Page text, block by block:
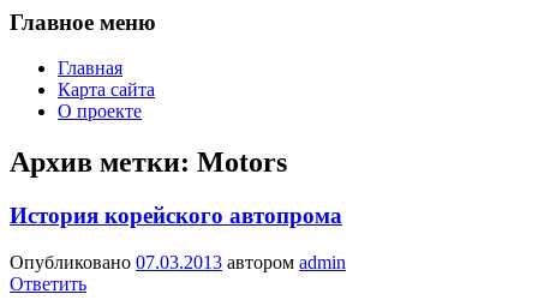
Главное меню
Главная
Карта сайта
О проекте
Архив метки: Motors
История корейского автопрома
Опубликовано 07.03.2013 автором admin
Ответить